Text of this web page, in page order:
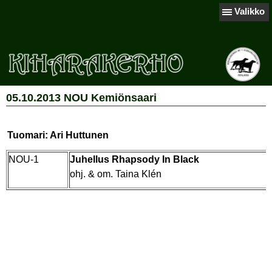
Valikko
05.10.2013 NOU Kemiönsaari
Tuomari: Ari Huttunen
NOU-1
Juhellus Rhapsody In Black
ohj. & om. Taina Klén